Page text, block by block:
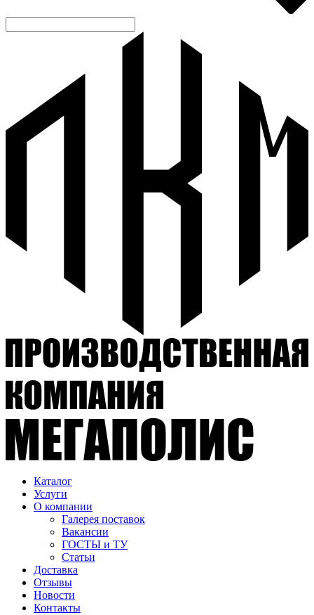
Каталог
Услуги
О компании
Галерея поставок
Вакансии
ГОСТЫ и ТУ
Статьи
Доставка
Отзывы
Новости
Контакты